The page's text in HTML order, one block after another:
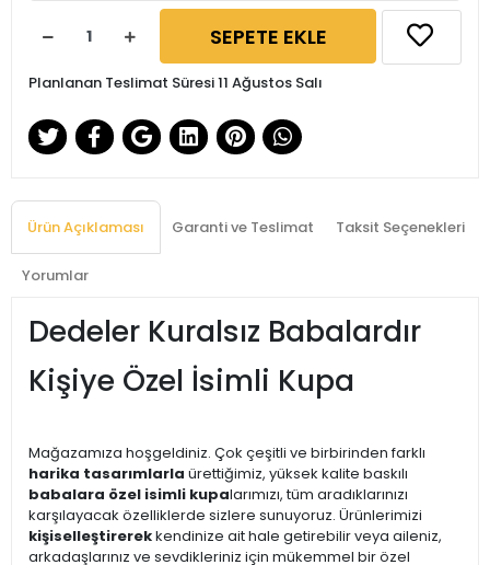
SEPETE EKLE
Planlanan Teslimat Süresi 11 Ağustos Salı
Ürün Açıklaması Garanti ve Teslimat Taksit Seçenekleri
Yorumlar
Dedeler Kuralsız Babalardır
Kişiye Özel İsimli Kupa
Mağazamıza hoşgeldiniz. Çok çeşitli ve birbirinden farklı
harika tasarımlarla ürettiğimiz, yüksek kalite baskılı
babalara özel isimli kupalarımızı, tüm aradıklarınızı
karşılayacak özelliklerde sizlere sunuyoruz. Ürünlerimizi
kişiselleştirerekkendinize ait hale getirebilir veya aileniz,
arkadaşlarınız ve sevdikleriniz için mükemmel bir özel